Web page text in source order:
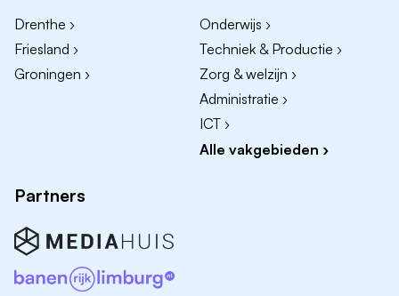
Drenthe ›
Friesland ›
Groningen ›
Onderwijs ›
Techniek & Productie ›
Zorg & welzijn ›
Administratie ›
ICT ›
Alle vakgebieden ›
Partners